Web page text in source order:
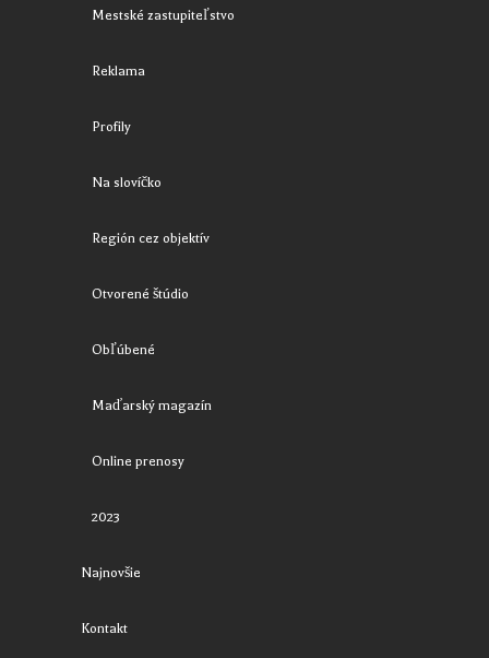
Mestské zastupiteľstvo
Reklama
Profily
Na slovíčko
Región cez objektív
Otvorené štúdio
Obľúbené
Maďarský magazín
Online prenosy
2023
Najnovšie
Kontakt